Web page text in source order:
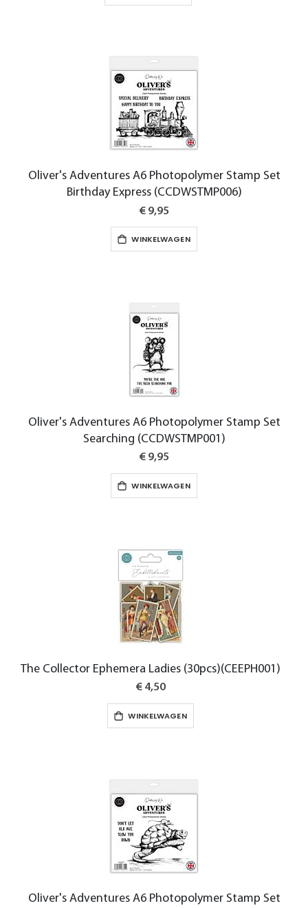
Oliver's Adventures A6 Photopolymer Stamp Set
Birthday Express (CCDWSTMP006)
€ 9,95
WINKELWAGEN
Oliver's Adventures A6 Photopolymer Stamp Set
Searching (CCDWSTMP001)
€ 9,95
WINKELWAGEN
The Collector Ephemera Ladies (30pcs)(CEEPH001)
€ 4,50
WINKELWAGEN
Oliver's Adventures A6 Photopolymer Stamp Set